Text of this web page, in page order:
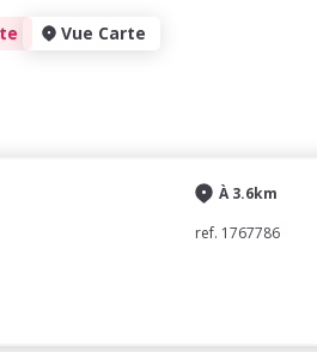
Vue Carte
À 3.6km
ref. 1767786